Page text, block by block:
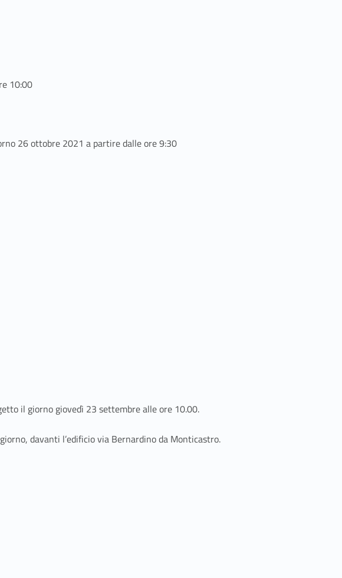
10:00
26 ottobre 2021 a partire dalle ore 9:30
il giorno giovedì 23 settembre alle ore 10.00.
davanti l’edificio via Bernardino da Monticastro.